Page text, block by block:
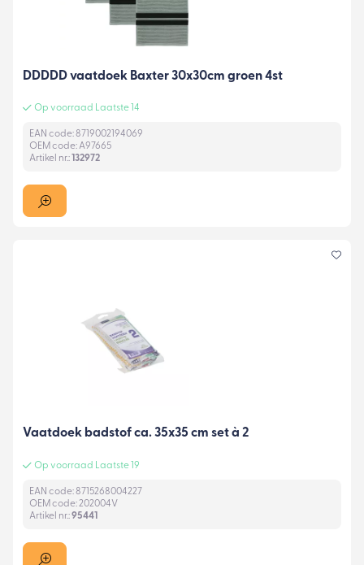
DDDDD vaatdoek Baxter 30x30cm groen 4st
Op voorraad Laatste 14
EAN code: 8719002194069
OEM code: A97665
Artikel nr.: 132972
Vaatdoek badstof ca. 35x35 cm set à 2
Op voorraad Laatste 19
EAN code: 8715268004227
OEM code: 202004V
Artikel nr.:95441